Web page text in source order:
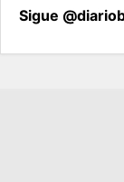
Sigue